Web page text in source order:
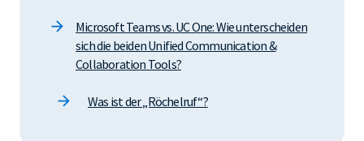
Microsoft Teams vs. UC One: Wie unterscheiden
sich die beiden Unified Communication &
Collaboration Tools?
Was ist der „Röchelruf“?